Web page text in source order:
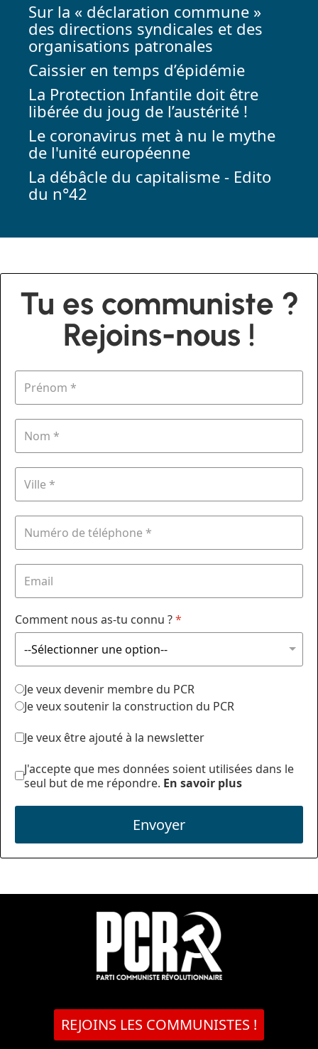
Sur la « déclaration commune »
des directions syndicales et des
organisations patronales
Caissier en temps d’épidémie
La Protection Infantile doit être
libérée du joug de l’austérité !
Le coronavirus met à nu le mythe
de l'unité européenne
La débâcle du capitalisme - Edito
du n°42
Tu es communiste ?
Rejoins-nous !
Comment nous as-tu connu ?*
Je veux devenir membre du PCR
Je veux soutenir la construction du PCR
Je veux être ajouté à la newsletter
J'accepte que mes données soient utilisées dans le
seul but de me répondre. En savoir plus
Envoyer
REJOINS LES COMMUNISTES !